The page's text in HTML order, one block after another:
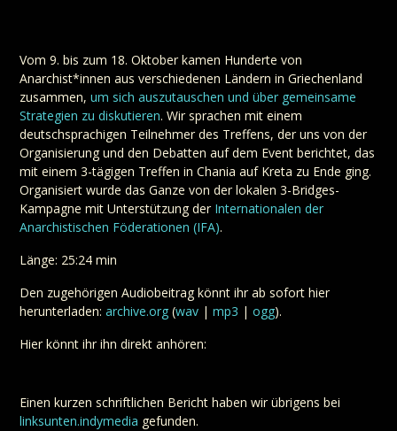
Vom 9. bis zum 18. Oktober kamen Hunderte von
Anarchist*innen aus verschiedenen Ländern in Griechenland
zusammen,um sich auszutauschen und über gemeinsame
Strategien zu diskutieren. Wir sprachen mit einem
deutschsprachigen Teilnehmer des Treffens, der uns von der
Organisierung und den Debatten auf dem Event berichtet, das
mit einem 3-tägigen Treffen in Chania auf Kreta zu Ende ging.
Organisiert wurde das Ganze von der lokalen 3-Bridges-
Kampagne mit Unterstützung der Internationalen der
Anarchistischen Föderationen (IFA).
Länge: 25:24 min
Den zugehörigen Audiobeitrag könnt ihr ab sofort hier
herunterladen:archive.org (wav |mp3 |ogg).
Hier könnt ihr ihn direkt anhören:
Einen kurzen schriftlichen Bericht haben wir übrigens bei
linksunten.indymedia gefunden.